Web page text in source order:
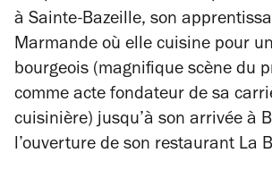
à Sainte-Bazeille, son
Marmande où elle cuisine pour
bourgeois (magnifique scène du
comme acte fondateur de sa
cuisinière) jusqu’à son arrivée à
l’ouverture de son restaurant La